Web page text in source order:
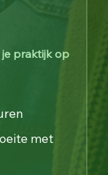
je praktijk op
met